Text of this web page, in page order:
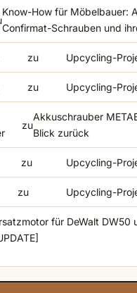
Know-How für Möbelbauer:
Confirmat-Schrauben und
zu Upcycling-
zu Upcycling-
zu
Akkuschrauber
Blick zurück
zu Upcycling-
zu Upcycling-
für DeWalt DW50